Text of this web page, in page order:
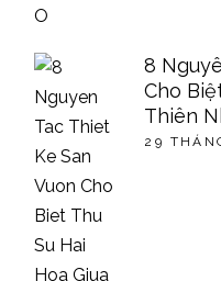
8
Cho
Thiên
29